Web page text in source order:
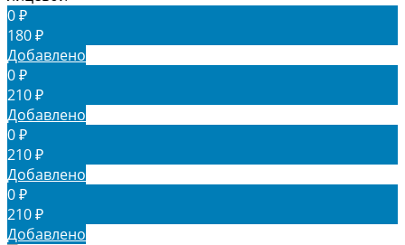
0 ₽
180 ₽
Добавлено
0 ₽
210 ₽
Добавлено
0 ₽
210 ₽
Добавлено
0 ₽
210 ₽
Добавлено